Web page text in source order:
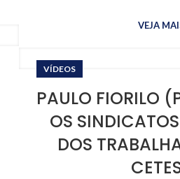
VEJA
VÍDEOS
PAULO FIORILO
OS
DOS